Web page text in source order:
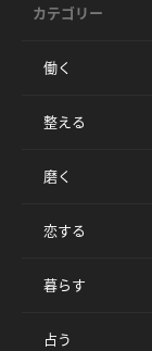
カテゴリー
働く
整える
磨く
恋する
暮らす
占う